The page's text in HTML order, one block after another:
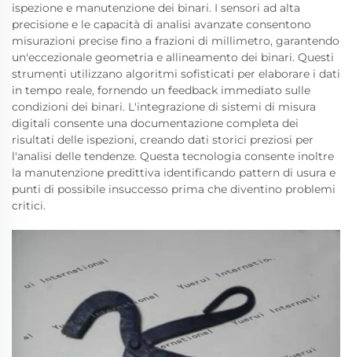
ispezione e manutenzione dei binari. I sensori ad alta
precisione e le capacità di analisi avanzate consentono
misurazioni precise fino a frazioni di millimetro, garantendo
un'eccezionale geometria e allineamento dei binari. Questi
strumenti utilizzano algoritmi sofisticati per elaborare i dati
in tempo reale, fornendo un feedback immediato sulle
condizioni dei binari. L'integrazione di sistemi di misura
digitali consente una documentazione completa dei
risultati delle ispezioni, creando dati storici preziosi per
l'analisi delle tendenze. Questa tecnologia consente inoltre
la manutenzione predittiva identificando pattern di usura e
punti di possibile insuccesso prima che diventino problemi
critici.